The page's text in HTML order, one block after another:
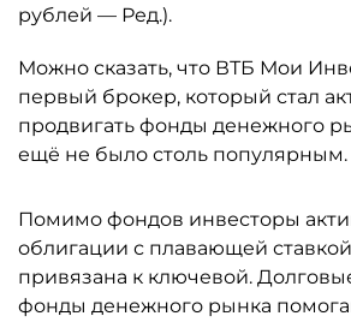
рублей — Ред.).
Можно сказать, что ВТБ Мои
первый брокер, который стал
продвигать фонды денежного
ещё не было столь популярным.
Помимо фондов инвесторы
облигации с плавающей
привязана к ключевой.
фонды денежного рынка